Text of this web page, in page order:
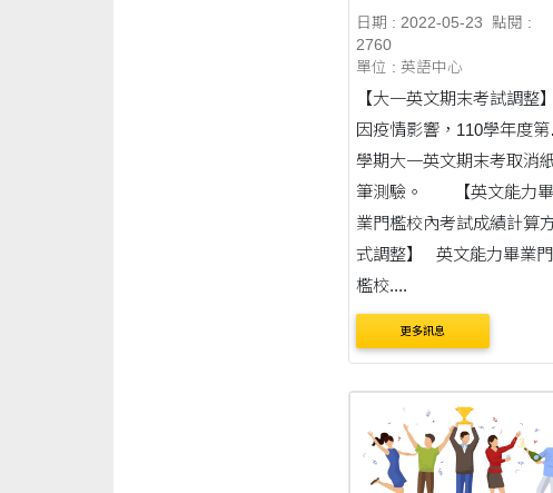
能力畢業門檻－校內
考試」調整公告
日期 : 2022-05-23
點閱 :
2760
單位 : 英語中心
【大一英文期末考試調整】
因疫情影響，110學年度第
學期大一英文期末考取消
筆測驗。 【英文能力畢
業門檻校內考試成績計算
式調整】 英文能力畢業門
檻校....
更多訊息